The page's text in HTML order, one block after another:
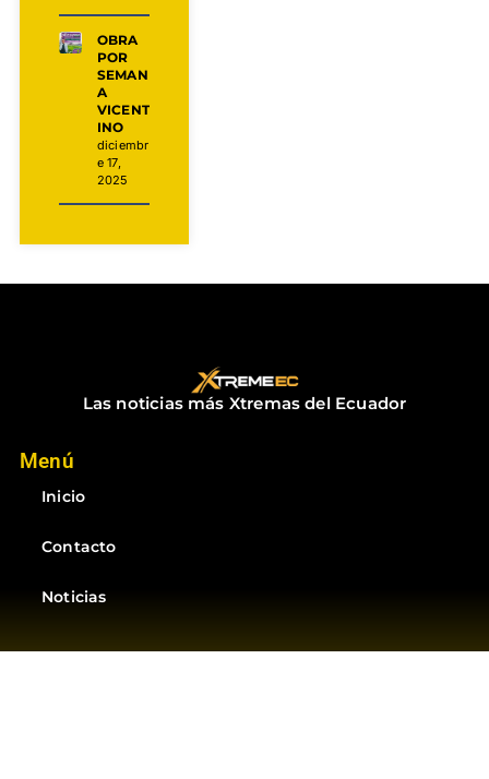
OBRA
POR
SEMAN
A
VICENT
INO
diciembr
e 17,
2025
Las noticias más Xtremas del Ecuador
Menú
Inicio
Contacto
Noticias